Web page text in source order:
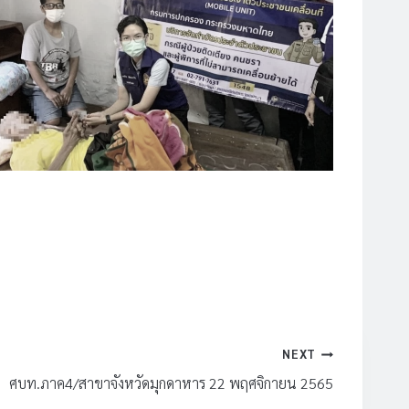
NEXT
ศบท.ภาค4/สาขาจังหวัดมุกดาหาร 22 พฤศจิกายน 2565